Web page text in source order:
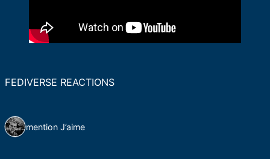
FEDIVERSE REACTIONS
1 mention J’aime